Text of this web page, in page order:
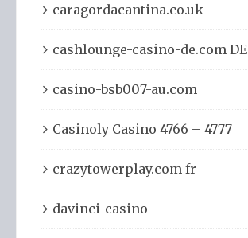
caragordacantina.co.uk
cashlounge-casino-de.com DE
casino-bsb007-au.com
Casinoly Casino 4766 – 4777_
crazytowerplay.com fr
davinci-casino